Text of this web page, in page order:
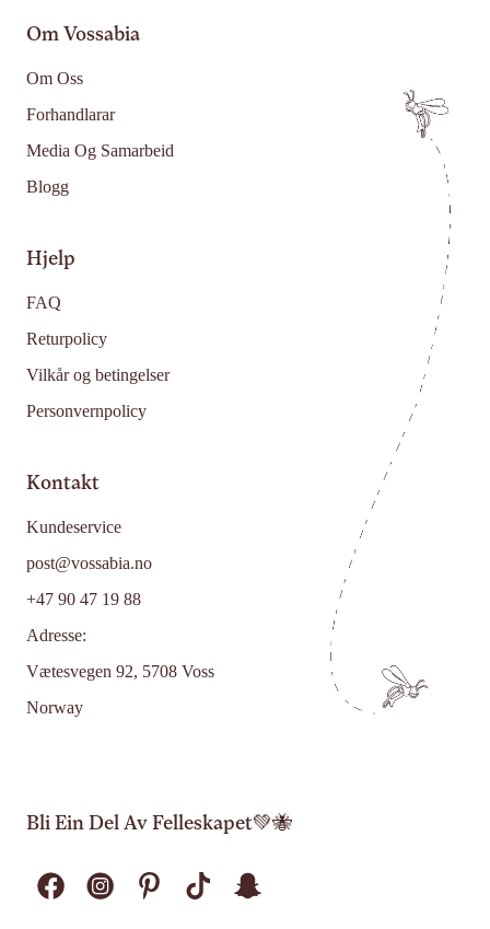
Om Vossabia
Om Oss
Forhandlarar
Media Og Samarbeid
Blogg
Hjelp
FAQ
Returpolicy
Vilkår og betingelser
Personvernpolicy
Kontakt
Kundeservice
post@vossabia.no
+47 90 47 19 88
Adresse:
Vætesvegen 92, 5708 Voss
Norway
Bli Ein Del Av Felleskapet💚🐝